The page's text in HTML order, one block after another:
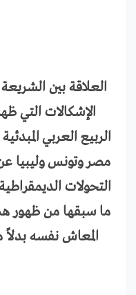
العلاقة بين
الإشكالات التي
الربيع العربي
مصر وتونس وليبيا
التحولات
ما سبقها من ظهور
المعاش نفسه